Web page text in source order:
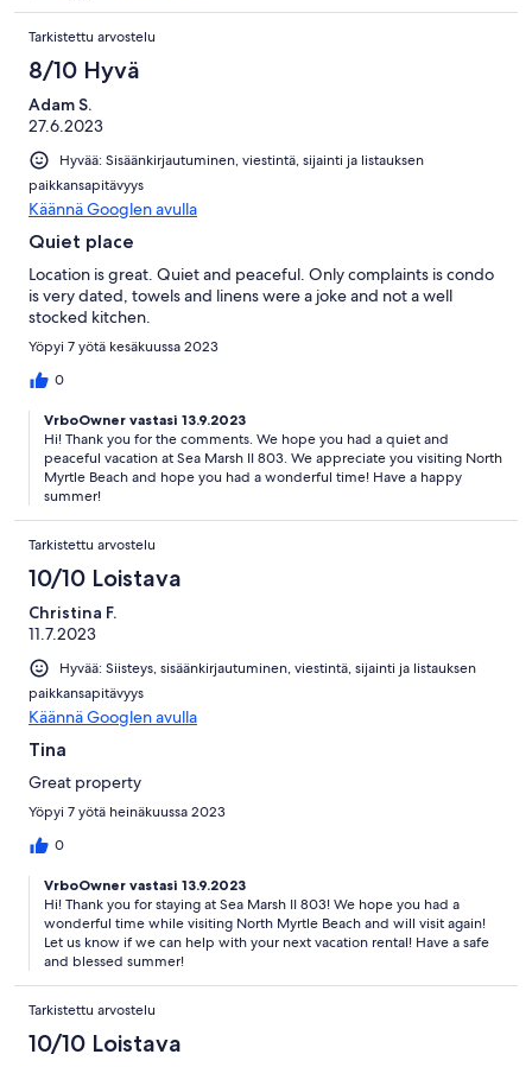
Tarkistettu arvostelu
8/10 Hyvä
Adam S.
27.6.2023
Hyvää: Sisäänkirjautuminen, viestintä, sijainti ja listauksen
paikkansapitävyys
Käännä Googlen avulla
Quiet place
Location is great. Quiet and peaceful. Only complaints is condo
is very dated, towels and linens were a joke and not a well
stocked kitchen.
Yöpyi 7 yötä kesäkuussa 2023
0
VrboOwner vastasi 13.9.2023
Hi! Thank you for the comments. We hope you had a quiet and
peaceful vacation at Sea Marsh II 803. We appreciate you visiting North
Myrtle Beach and hope you had a wonderful time! Have a happy
summer!
Tarkistettu arvostelu
10/10 Loistava
Christina F.
11.7.2023
Hyvää: Siisteys, sisäänkirjautuminen, viestintä, sijainti ja listauksen
paikkansapitävyys
Käännä Googlen avulla
Tina
Great property
Yöpyi 7 yötä heinäkuussa 2023
0
VrboOwner vastasi 13.9.2023
Hi! Thank you for staying at Sea Marsh II 803! We hope you had a
wonderful time while visiting North Myrtle Beach and will visit again!
Let us know if we can help with your next vacation rental! Have a safe
and blessed summer!
Tarkistettu arvostelu
10/10 Loistava